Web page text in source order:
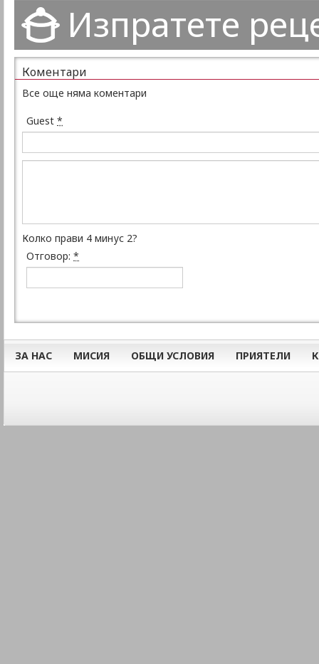
Изпратете
Коментари
Все още няма коментари
Guest *
Колко прави 4 минус 2?
Отговор: *
ЗА НАС МИСИЯ ОБЩИ УСЛОВИЯ ПРИЯТЕЛИ